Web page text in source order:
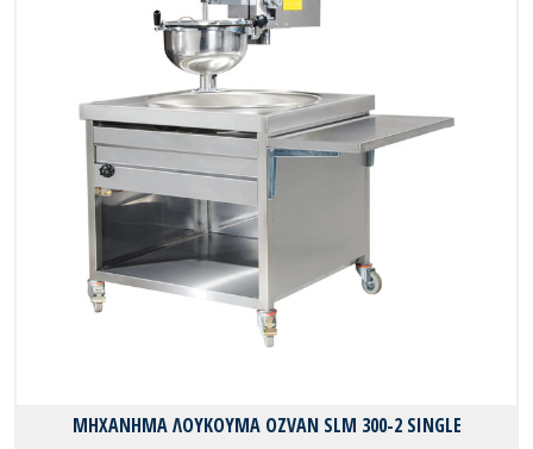
ΜΗΧΑΝΗΜΑ ΛΟΥΚΟΥΜΑ OZVAN SLM 300-2 SINGLE